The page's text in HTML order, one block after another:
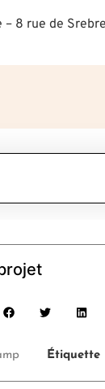
– 8 rue de
Étiquette